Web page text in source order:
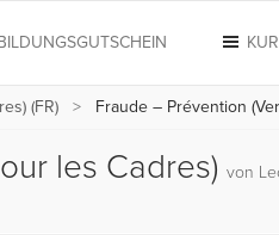
(FR) Fraude – Prévention
les Cadres) von